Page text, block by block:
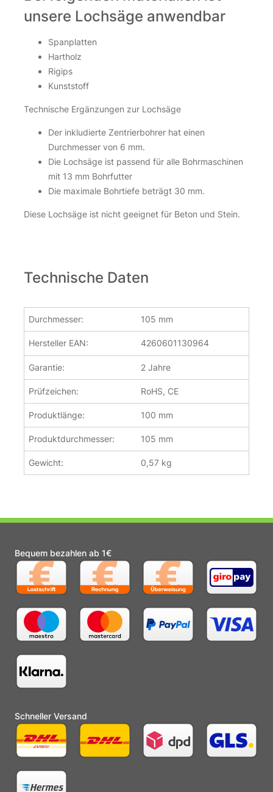
unsere Lochsäge anwendbar
Spanplatten
Hartholz
Rigips
Kunststoff
Technische Ergänzungen zur Lochsäge
Der inkludierte Zentrierbohrer hat einen
Durchmesser von 6 mm.
Die Lochsäge ist passend für alle Bohrmaschinen
mit 13 mm Bohrfutter
Die maximale Bohrtiefe beträgt 30 mm.
Diese Lochsäge ist nicht geeignet für Beton und Stein.
Technische Daten
Durchmesser: 105 mm
Hersteller EAN: 4260601130964
Garantie: 2 Jahre
Prüfzeichen: RoHS, CE
Produktlänge: 100 mm
Produktdurchmesser: 105 mm
Gewicht: 0,57 kg
Bequem bezahlen ab 1€
Schneller Versand